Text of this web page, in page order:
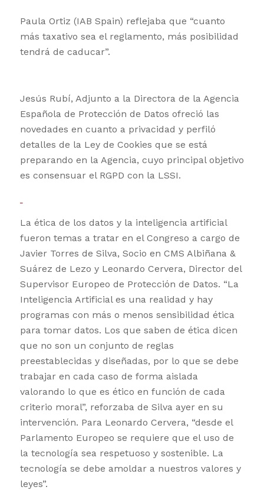
Paula Ortiz (IAB Spain) reflejaba que “cuanto
más taxativo sea el reglamento, más posibilidad
tendrá de caducar”.
Jesús Rubí, Adjunto a la Directora de la Agencia
Española de Protección de Datos ofreció las
novedades en cuanto a privacidad y perfiló
detalles de la Ley de Cookies que se está
preparando en la Agencia, cuyo principal objetivo
es consensuar el RGPD con la LSSI.
La ética de los datos y la inteligencia artificial
fueron temas a tratar en el Congreso a cargo de
Javier Torres de Silva, Socio en CMS Albiñana &
Suárez de Lezo y Leonardo Cervera, Director del
Supervisor Europeo de Protección de Datos. “La
Inteligencia Artificial es una realidad y hay
programas con más o menos sensibilidad ética
para tomar datos. Los que saben de ética dicen
que no son un conjunto de reglas
preestablecidas y diseñadas, por lo que se debe
trabajar en cada caso de forma aislada
valorando lo que es ético en función de cada
criterio moral”, reforzaba de Silva ayer en su
intervención. Para Leonardo Cervera, “desde el
Parlamento Europeo se requiere que el uso de
la tecnología sea respetuoso y sostenible. La
tecnología se debe amoldar a nuestros valores y
leyes”.